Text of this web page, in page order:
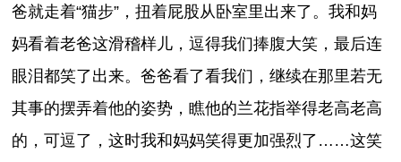
爸就走着“猫步”，扭着屁股从卧室里出来了。我和妈
妈看着老爸这滑稽样儿，逗得我们捧腹大笑，最后连
眼泪都笑了出来。爸爸看了看我们，继续在那里若无
其事的摆弄着他的姿势，瞧他的兰花指举得老高老高
的，可逗了，这时我和妈妈笑得更加强烈了……这笑